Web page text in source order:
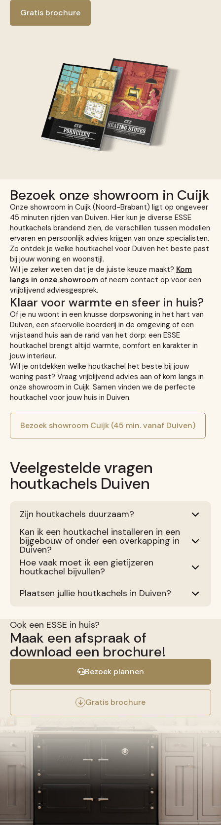
Gratis brochure
Bezoek onze showroom in Cuijk
Onze showroom in Cuijk (Noord-Brabant) ligt op ongeveer
45 minuten rijden van Duiven. Hier kun je diverse ESSE
houtkachels brandend zien, de verschillen tussen modellen
ervaren en persoonlijk advies krijgen van onze specialisten.
Zo ontdek je welke houtkachel voor Duiven het beste past
bij jouw woning en woonstijl.
Wil je zeker weten dat je de juiste keuze maakt? Kom
langs in onze showroom of neem contact op voor een
vrijblijvend adviesgesprek.
Klaar voor warmte en sfeer in huis?
Of je nu woont in een knusse dorpswoning in het hart van
Duiven, een sfeervolle boerderij in de omgeving of een
vrijstaand huis aan de rand van het dorp: een ESSE
houtkachel brengt altijd warmte, comfort en karakter in
jouw interieur.
Wil je ontdekken welke houtkachel het beste bij jouw
woning past? Vraag vrijblijvend advies aan of kom langs in
onze showroom in Cuijk. Samen vinden we de perfecte
houtkachel voor jouw huis in Duiven.
Bezoek showroom Cuijk (45 min. vanaf Duiven)
Veelgestelde vragen
houtkachels Duiven
Zijn houtkachels duurzaam?
Kan ik een houtkachel installeren in een
bijgebouw of onder een overkapping in
Duiven?
Hoe vaak moet ik een gietijzeren
houtkachel bijvullen?
Plaatsen jullie houtkachels in Duiven?
Ook een ESSE in huis?
Maak een afspraak of
download een brochure!
Bezoek plannen
Gratis brochure